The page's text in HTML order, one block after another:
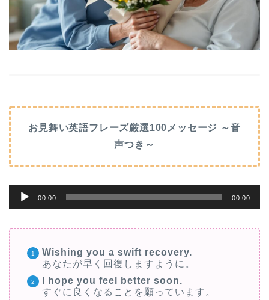
お見舞い英語フレーズ厳選100メッセージ ～音
声つき～
声
プ
レ
ー
ヤ
ー
00:00 00:00
Wishing you a swift recovery.
あなたが早く回復しますように。
I hope you feel better soon.
すぐに良くなることを願っています。